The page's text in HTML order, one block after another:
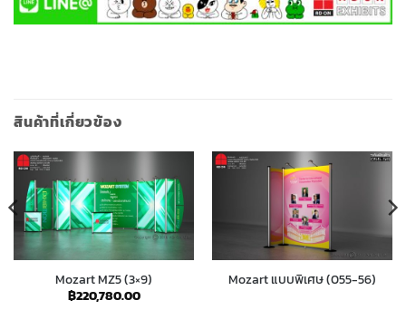
สินค้าที่เกี่ยวข้อง
Mozart MZ5 (3×9)
฿220,780.00
Mozart แบบพิเศษ (055-56)